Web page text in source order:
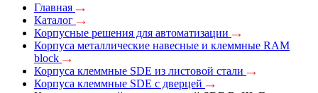
Главная
Каталог
Корпусные решения для автоматизации
Корпуса металлические навесные и клеммные RAM
block
Корпуса клеммные SDE из листовой стали
Корпуса клеммные SDE c дверцей